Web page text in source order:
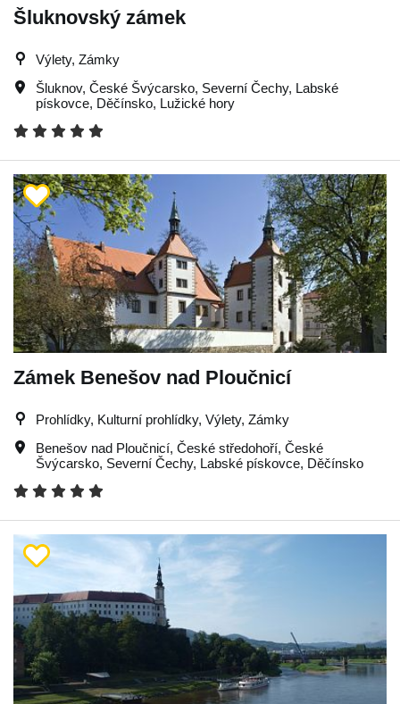
Šluknovský zámek
Výlety, Zámky
Šluknov, České Švýcarsko, Severní Čechy, Labské
pískovce, Děčínsko, Lužické hory
Zámek Benešov nad Ploučnicí
Prohlídky, Kulturní prohlídky, Výlety, Zámky
Benešov nad Ploučnicí, České středohoří, České
Švýcarsko, Severní Čechy, Labské pískovce, Děčínsko